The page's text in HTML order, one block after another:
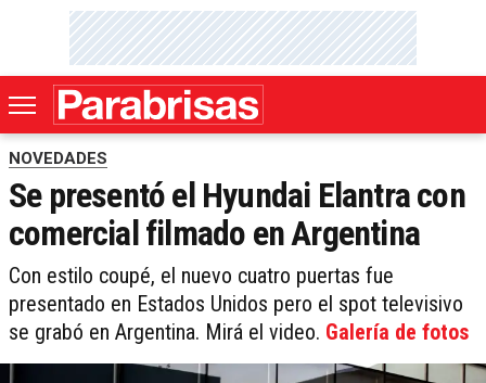
NOVEDADES
Se presentó el Hyundai Elantra con
comercial filmado en Argentina
Con estilo coupé, el nuevo cuatro puertas fue
presentado en Estados Unidos pero el spot televisivo
se grabó en Argentina. Mirá el video. Galería de fotos